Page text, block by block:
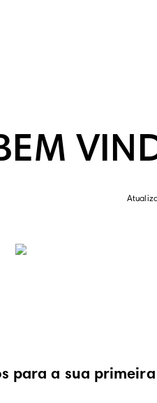
para a sua